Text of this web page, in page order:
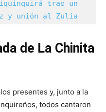
trae un
y unión al Zulia
de La Chinita
presentes y, junto a la
todos cantaron